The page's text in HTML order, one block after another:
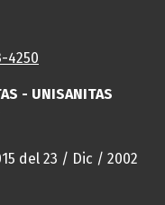
4250
- UNISANITAS
del 23 / Dic / 2002